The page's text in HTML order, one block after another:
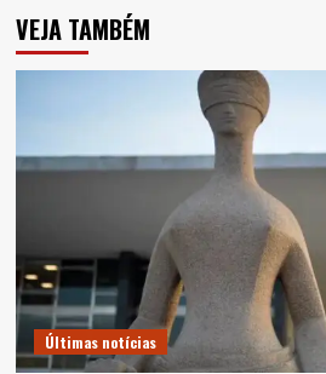
VEJA TAMBÉM
Últimas notícias